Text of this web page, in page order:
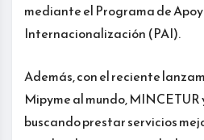
mediante el Programa de
Internacionalización (PAI).
Además, con el reciente
Mipyme al mundo,
buscando prestar servicios